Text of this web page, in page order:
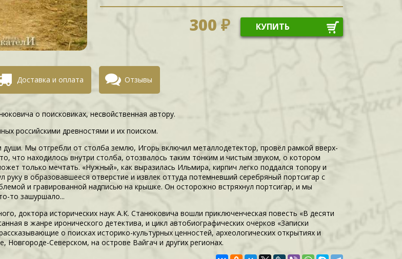
300 ₽ КУПИТЬ
Доставка и оплата Отзывы
о поисковиках, несвойственная автору.
российскими древностями и их поиском.
души. Мы отгребли от столба землю, Игорь включил металлодетектор, провёл рамкой вверх-
что находилось внутри столба, отозвалось таким тонким и чистым звуком, о котором
только мечтать. «Нужный», как выразилась Ильмира, кирпич легко поддался топору и
руку в образовавшееся отверстие и извлек оттуда потемневший серебряный портсигар с
и гравированной надписью на крышке. Он осторожно встряхнул портсигар, и мы
то зашуршало...
доктора исторических наук А.К. Станюковича вошли приключенческая повесть «В десяти
в жанре иронического детектива, и цикл автобиографических очерков «Записки
о поисках историко-культурных ценностей, археологических открытиях и
Новгороде-Северском, на острове Вайгач и других регионах.